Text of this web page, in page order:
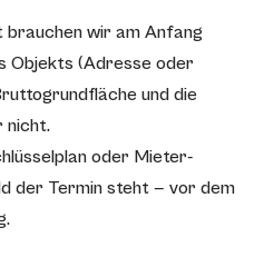
wir am Anfang
Objekts (Adresse oder
und die
nicht.
oder Mieter-
der Termin steht — vor dem